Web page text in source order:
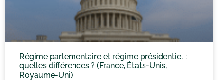
Régime parlementaire et régime présidentiel :
quelles différences ? (France, États-Unis,
Royaume-Uni)